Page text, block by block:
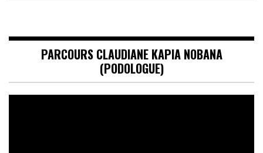
PARCOURS CLAUDIANE KAPIA NOBANA
(PODOLOGUE)